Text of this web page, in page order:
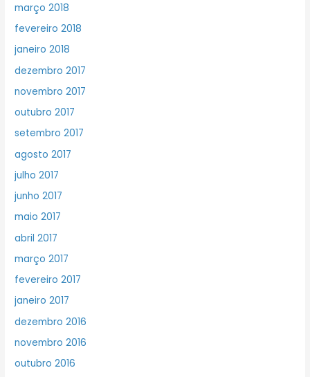
março 2018
fevereiro 2018
janeiro 2018
dezembro 2017
novembro 2017
outubro 2017
setembro 2017
agosto 2017
julho 2017
junho 2017
maio 2017
abril 2017
março 2017
fevereiro 2017
janeiro 2017
dezembro 2016
novembro 2016
outubro 2016